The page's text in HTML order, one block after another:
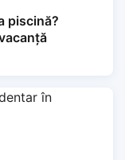
piscină?